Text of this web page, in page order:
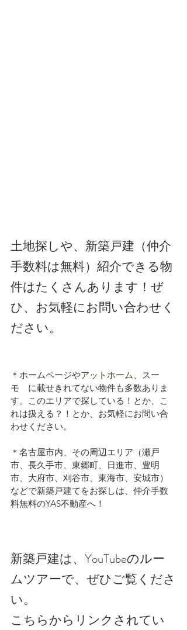
土地探しや、新築戸建（仲介
手数料は無料）紹介できる物
件はたくさんあります！ぜ
ひ、お気軽にお問い合わせく
ださい。
＊ホームページやアットホーム、スー
モ　に載せきれてない物件も多数ありま
す。このエリアで探している！とか、こ
れは扱える？！とか、お気軽にお問い合
わせください。
＊名古屋市内、その周辺エリア（瀬戸
市、長久手市、東郷町、日進市、豊明
市、大府市、刈谷市、東海市、安城市）
などで新築戸建てをお探しは、仲介手数
料無料のYAS不動産へ！
新築戸建は、YouTubeのルー
ムツアーで、ぜひご覧くださ
い。
こちらからリンクされてい